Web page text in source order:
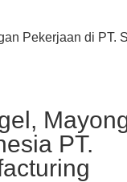
Pekerjaan di PT.
PT.